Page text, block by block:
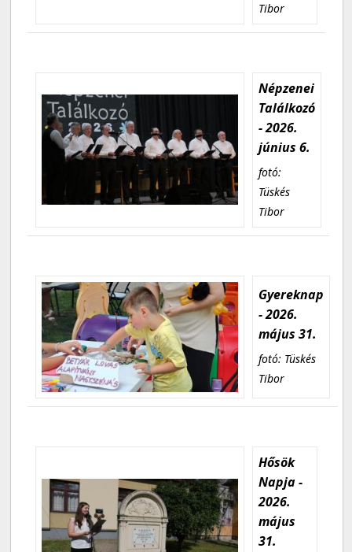
Tibor
Népzenei
Találkozó
- 2026.
június 6.
fotó:
Tüskés
Tibor
Gyereknap
- 2026.
május 31.
fotó: Tüskés
Tibor
Hősök
Napja -
2026.
május
31.